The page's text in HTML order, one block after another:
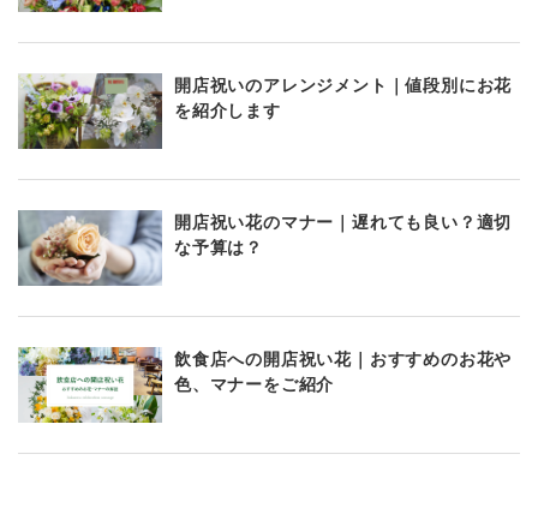
開店祝いのアレンジメント｜値段別にお花
を紹介します
開店祝い花のマナー｜遅れても良い？適切
な予算は？
飲食店への開店祝い花｜おすすめのお花や
色、マナーをご紹介